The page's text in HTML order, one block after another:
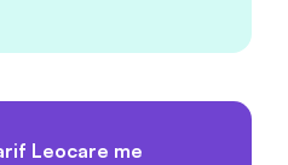
Leocare me